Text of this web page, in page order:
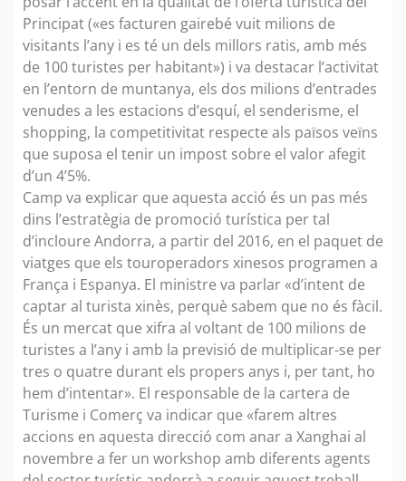
Principat («es facturen gairebé vuit milions de
visitants l’any i es té un dels millors ratis, amb més
de 100 turistes per habitant») i va destacar l’activitat
en l’entorn de muntanya, els dos milions d’entrades
venudes a les estacions d’esquí, el senderisme, el
shopping, la competitivitat respecte als països veïns
que suposa el tenir un impost sobre el valor afegit
d’un 4’5%.
Camp va explicar que aquesta acció és un pas més
dins l’estratègia de promoció turística per tal
d’incloure Andorra, a partir del 2016, en el paquet de
viatges que els touroperadors xinesos programen a
França i Espanya. El ministre va parlar «d’intent de
captar al turista xinès, perquè sabem que no és fàcil.
És un mercat que xifra al voltant de 100 milions de
turistes a l’any i amb la previsió de multiplicar-se per
tres o quatre durant els propers anys i, per tant, ho
hem d’intentar». El responsable de la cartera de
Turisme i Comerç va indicar que «farem altres
accions en aquesta direcció com anar a Xanghai al
novembre a fer un workshop amb diferents agents